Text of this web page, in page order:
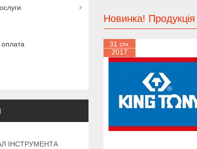
Новинка!
31 січ.
2017
оплата
ІНСТРУМЕНТА